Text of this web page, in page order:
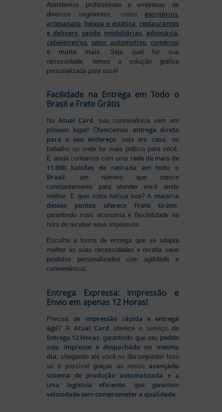
Atendemos profissionais e empresas de
diversos segmentos, como escritórios,
artesanato beleza e estética restaurantes
e delivery, saúde, imobiliárias advocacia
cabeleireiros setor automotivo comércio
e muito mais . Seja qual for sua
necessidade, temos a solução gráfica
personalizada para você!
Facilidade na Entrega em Todo o
Brasil e Frete Grátis
Na Atual Card, sua conveniência vem em
primeiro lugar! Oferecemos entrega direta
para o seu endereço, seja em casa, no
trabalho ou onde for mais prático para você.
E ainda contamos com uma rede de mais de
11.000 balcões de retirada em todo o
Brasil, um número que cresce
constantemente para atender você ainda
melhor. E quer outra notícia boa?A maioria
desses pontos oferece Frete Grátis,
garantindo mais economia e flexibilidade na
hora de receber seus impressos.
Escolha a forma de entrega que se adapta
melhor às suas necessidades e receba seus
produtos personalizados com agilidade e
conveniência!
Entrega Expressa: Impressão e
Envio em apenas 12 Horas!
Precisa de impressão rápida e entrega
ágil? A Atual Card oferece o serviço de
Entrega 12 Horas , garantindo que seu pedido
seja impresso e despachado no mesmo
dia , chegando até você no dia seguinte! Isso
só é possível graças ao nosso avançado
sistema de produção automatizada e a
uma logística eficiente , que garantem
velocidade sem comprometer a qualidade